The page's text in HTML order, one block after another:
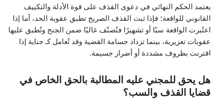
يعتمد الحكم النهائي في دعوى القذف على قوة الأدلة والتكييف
القانوني للواقعة؛ فإذا ثبت القذف الصريح تطبق عقوبة الحد، أما إذا
اعتُبرت الواقعة سبًا أو تشهيرًا فتُصنّف غالبًا ضمن الجنح وتُطبق عليها
عقوبات تعزيرية، بينما تزداد جسامة القضية وقد تُعامل كـ جناية إذا
اقترنت بظروف مشددة أو أضرار جسيمة.
هل يحق للمجني عليه المطالبة بالحق الخاص في
قضايا القذف والسب؟